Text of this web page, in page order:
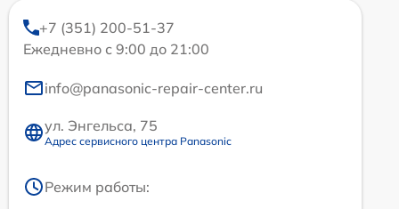
+7 (351) 200-51-37
Ежедневно с 9:00 до 21:00
info@panasonic-repair-center.ru
ул. Энгельса, 75
Адрес сервисного центра Panasonic
Режим работы: